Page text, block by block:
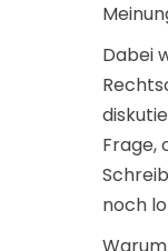
Dabei
Frage,
noch